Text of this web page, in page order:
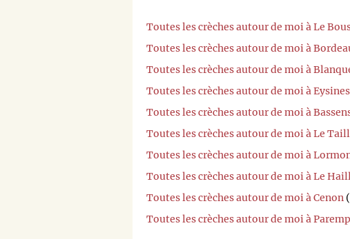
Toutes les crèches autour de moi à Le
Toutes les crèches autour de moi à
Toutes les crèches autour de moi à
Toutes les crèches autour de moi à Eysines
Toutes les crèches autour de moi à
Toutes les crèches autour de moi à Le
Toutes les crèches autour de moi à
Toutes les crèches autour de moi à Le
Toutes les crèches autour de moi à Cenon
Toutes les crèches autour de moi à